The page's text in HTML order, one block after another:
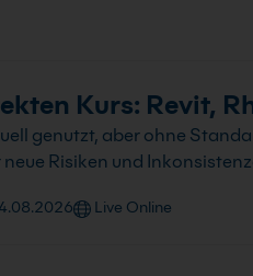
Kurs: Revit,
genutzt, aber ohne
Risiken und
Live Online